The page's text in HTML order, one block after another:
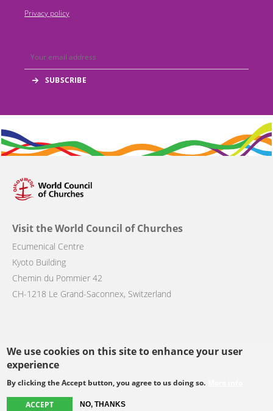
We use cookies on this site to enhance your user
experience
By clicking the Accept button, you agree to us doing so.
ACCEPT NO, THANKS
Privacy policy
Visit the World Council of Churches
Ecumenical Centre
Kyoto Building
Chemin du Pommier 42
CH-1218 Le Grand-Saconnex, Switzerland
Follow us
facebooktwitter youtubeyoutubeinstagram